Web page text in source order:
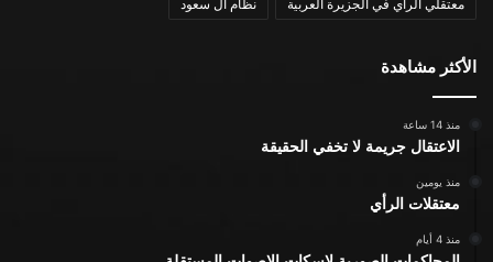
معتقلي الرأي في الجزيرة العربية نظام ال سعود
الأكثر مشاهدة
منذ 14 ساعة
الاعتقال جريمة لا تخفي الحقيقة
منذ يومين
معتقلات الرأي
منذ 4 أيام